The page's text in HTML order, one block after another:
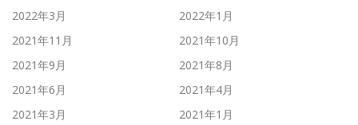
2022年3月
2022年1月
2021年11月
2021年10月
2021年9月
2021年8月
2021年6月
2021年4月
2021年3月
2021年1月